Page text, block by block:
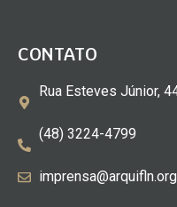
CONTATO
Rua Esteves Júnior,
(48) 3224-4799